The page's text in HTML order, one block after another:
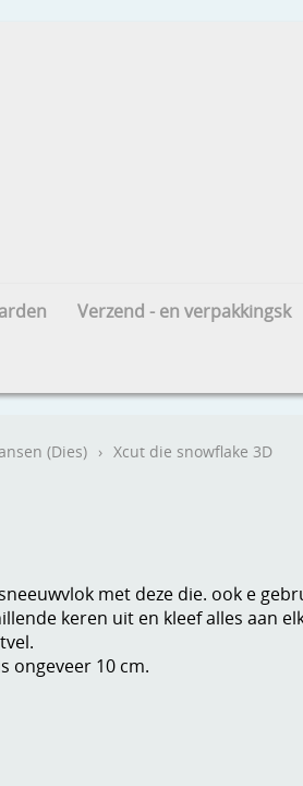
Verzend - en verpakkingsk
(Dies) › Xcut die snowflake 3D
met deze die. ook e
keren uit en kleef alles aan
ongeveer 10 cm.